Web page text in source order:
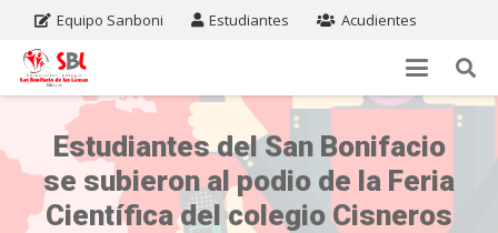
Equipo Sanboni Estudiantes Acudientes
Estudiantes del San Bonifacio
se subieron al podio de la Feria
Científica del colegio Cisneros